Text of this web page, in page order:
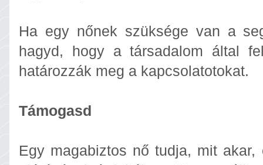
Ha egy nőnek szüksége van a
hagyd, hogy a társadalom által
határozzák meg a kapcsolatotokat.
Támogasd
Egy magabiztos nő tudja, mit